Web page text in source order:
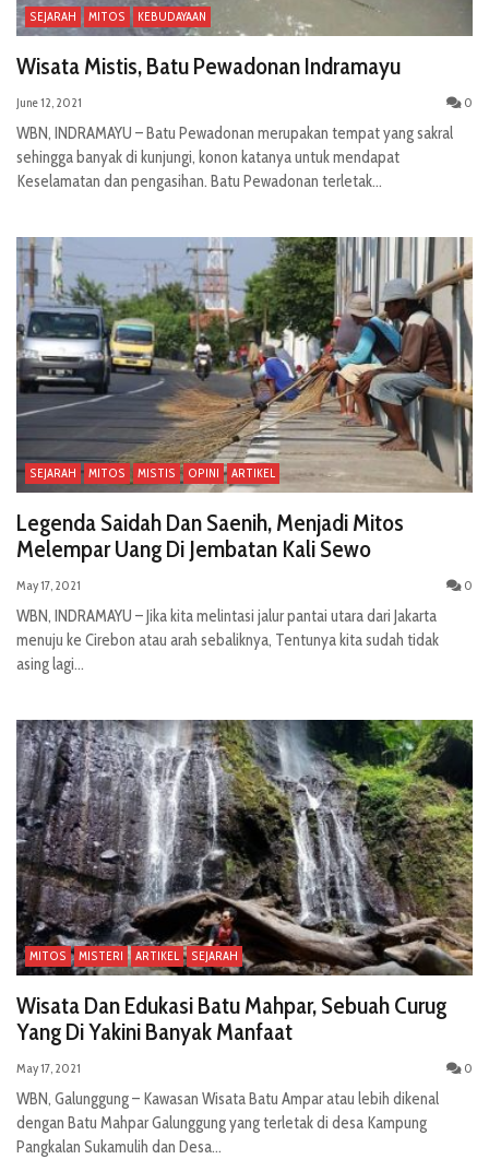
SEJARAH MITOS KEBUDAYAAN
Wisata Mistis, Batu Pewadonan Indramayu
June 12, 2021 0
WBN, INDRAMAYU – Batu Pewadonan merupakan tempat yang sakral
sehingga banyak di kunjungi, konon katanya untuk mendapat
Keselamatan dan pengasihan. Batu Pewadonan terletak...
SEJARAH MITOS MISTIS OPINI ARTIKEL
Legenda Saidah Dan Saenih, Menjadi Mitos
Melempar Uang Di Jembatan Kali Sewo
May 17, 2021 0
WBN, INDRAMAYU – Jika kita melintasi jalur pantai utara dari Jakarta
menuju ke Cirebon atau arah sebaliknya, Tentunya kita sudah tidak
asing lagi...
MITOS MISTERI ARTIKEL SEJARAH
Wisata Dan Edukasi Batu Mahpar, Sebuah Curug
Yang Di Yakini Banyak Manfaat
May 17, 2021 0
WBN, Galunggung – Kawasan Wisata Batu Ampar atau lebih dikenal
dengan Batu Mahpar Galunggung yang terletak di desa Kampung
Pangkalan Sukamulih dan Desa...